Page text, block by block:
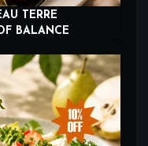
TERRE
BALANCE